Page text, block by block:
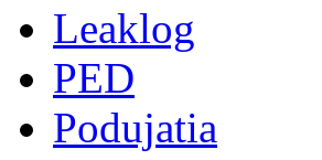
Leaklog
PED
Podujatia